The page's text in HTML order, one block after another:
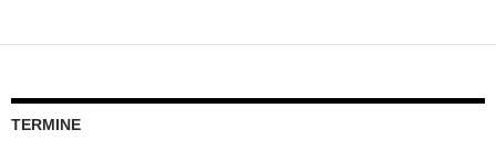
TERMINE